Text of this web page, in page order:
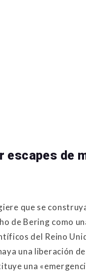
de
que se
de Bering como
del Reino
una liberación
una